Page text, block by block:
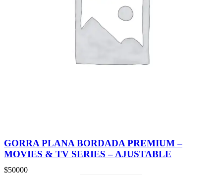
GORRA PLANA BORDADA PREMIUM –
MOVIES & TV SERIES – AJUSTABLE
$50000